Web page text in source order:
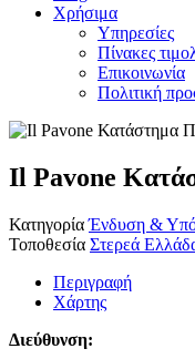
Χρήσιμα
Υπηρεσίες
Πίνακες
Επικοινωνία
Πολιτική
Il Pavone
ΚατηγορίαΈνδυση &
Τοποθεσία Στερεά
Περιγραφή
Χάρτης
Διεύθυνση: